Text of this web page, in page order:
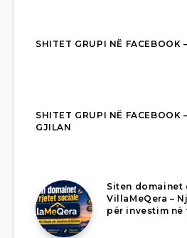
SHITET GRUPI NË FACEBOOK
SHITET GRUPI NË FACEBOOK
GJILAN
Siten
VillaMeQera –
për investim në